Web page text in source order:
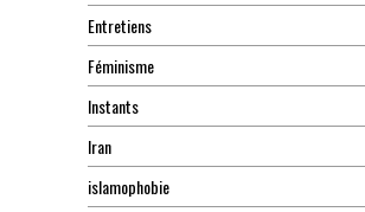
Entretiens
Féminisme
Instants
Iran
islamophobie